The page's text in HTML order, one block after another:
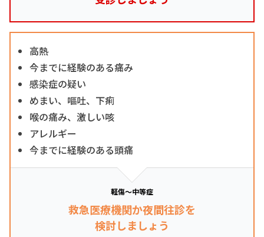
高熱
今までに経験のある痛み
感染症の疑い
めまい、嘔吐、下痢
喉の痛み、激しい咳
アレルギー
今までに経験のある頭痛
軽傷～中等症
救急医療機関か夜間往診を
検討しましょう